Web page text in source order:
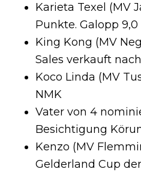
Karieta Texel (MV
Punkte. Galopp 9,0
King Kong (MV
Sales verkauft
Koco Linda (MV
NMK
Vater von 4
Besichtigung
Kenzo (MV
Gelderland Cup